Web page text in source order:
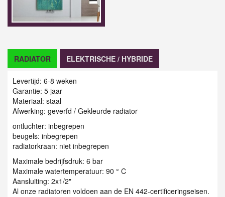
RADIATOR ELEKTRISCHE / HYBRIDE
Levertijd: 6-8 weken
Garantie: 5 jaar
Materiaal: staal
Afwerking: geverfd / Gekleurde radiator
ontluchter: inbegrepen
beugels: inbegrepen
radiatorkraan: niet inbegrepen
Maximale bedrijfsdruk: 6 bar
Maximale watertemperatuur: 90 ° C
Aansluiting: 2x1/2"
Al onze radiatoren voldoen aan de EN 442-certificeringseisen.